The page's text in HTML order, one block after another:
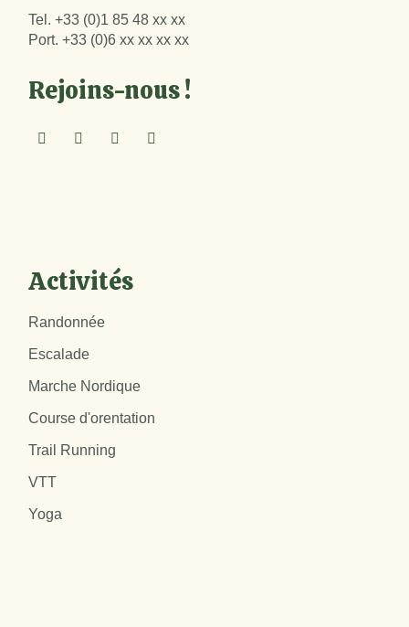
Tel.+33 (0)1 85 48 xx xx
Port.+33 (0)6 xx xx xx xx
Rejoins-nous !
Activités
Randonnée
Escalade
Marche Nordique
Course d'orentation
Trail Running
VTT
Yoga